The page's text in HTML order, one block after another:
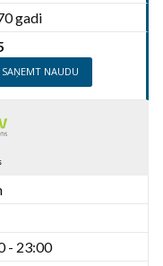
gadi
NAUDU
- 23:00